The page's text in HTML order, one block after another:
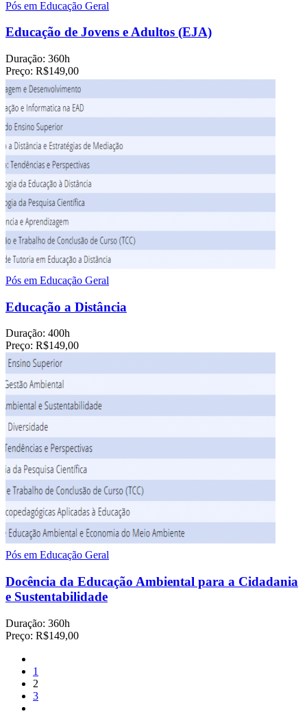
Pós em Educação Geral
Educação de Jovens e Adultos (EJA)
Duração: 360h
Preço: R$149,00
Pós em Educação Geral
Educação a Distância
Duração: 400h
Preço: R$149,00
Pós em Educação Geral
Docência da Educação Ambiental para a Cidadania
e Sustentabilidade
Duração: 360h
Preço: R$149,00
1
2
3